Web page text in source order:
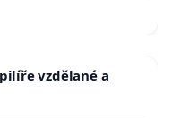
vzdělané a